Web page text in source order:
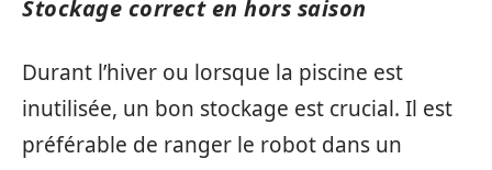
Stockage correct en hors saison
Durant l’hiver ou lorsque la piscine est
inutilisée, un bon stockage est crucial. Il est
préférable de ranger le robot dans un